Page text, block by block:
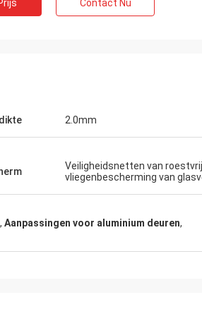
Contact Nu
2.0mm
Veiligheidsnetten van
vliegenbescherming van
, Aanpassingen voor aluminium deuren,